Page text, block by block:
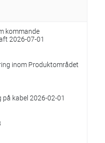
kommande
2026-07-01
inom Produktområdet
kabel 2026-02-01